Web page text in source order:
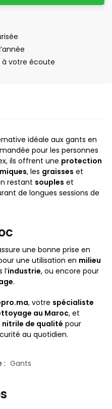
votre écoute
idéale aux gants en
pour les personnes
ils offrent une protection
, les graisses et
restant souples et
de longues sessions de
une bonne prise en
une utilisation en milieu
l’industrie, ou encore pour
.
, votre spécialiste
au Maroc, et
nitrile de qualité pour
au quotidien.
: Gants